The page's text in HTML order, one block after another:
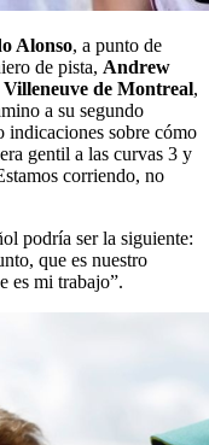
Alonso, a punto de
de pista, Andrew
Villeneuve de Montreal,
a su segundo
indicaciones sobre cómo
gentil a las curvas 3 y
corriendo, no
podría ser la siguiente:
que es nuestro
es mi trabajo”.